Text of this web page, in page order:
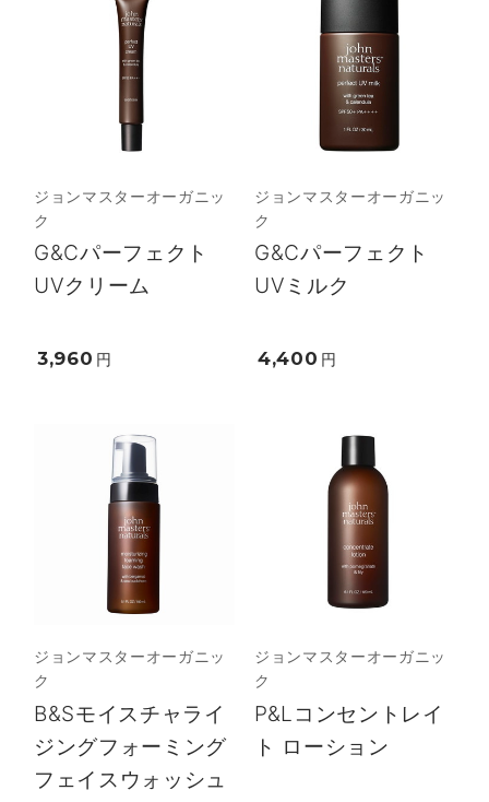
ジョンマスターオーガニッ
ク
G&Cパーフェクト
UVクリーム
3,960 円
ジョンマスターオーガニッ
ク
G&Cパーフェクト
UVミルク
4,400 円
ジョンマスターオーガニッ
ク
B&Sモイスチャライ
ジングフォーミング
フェイスウォッシュ
ジョンマスターオーガニッ
ク
P&Lコンセントレイ
ト ローション